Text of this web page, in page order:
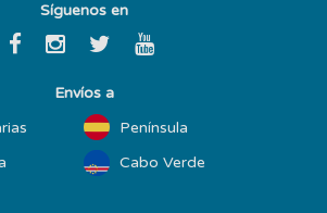
Síguenos en
Envíos a
Península
Cabo Verde